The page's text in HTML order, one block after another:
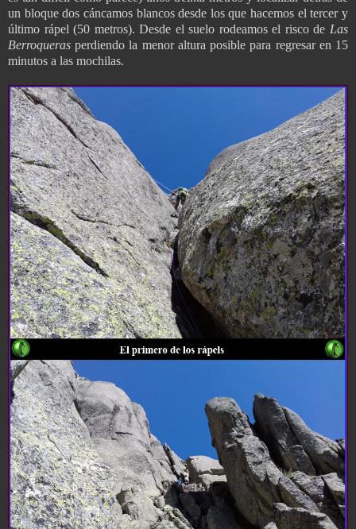
un bloque dos cáncamos blancos desde los que hacemos el tercer y
último rápel (50 metros). Desde el suelo rodeamos el risco de Las
Berroqueras perdiendo la menor altura posible para regresar en 15
minutos a las mochilas.